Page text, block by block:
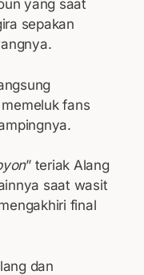
yang saat
sepakan
fans
” teriak Alang
saat wasit
final
dan